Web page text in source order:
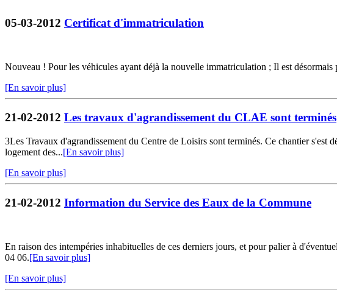
05-03-2012 Certificat d'immatriculation
Nouveau ! Pour les véhicules ayant déjà la nouvelle immatriculation ; Il est
[En savoir plus]
21-02-2012 Les travaux d'agrandissement du CLAE sont terminés
3Les Travaux d'agrandissement du Centre de Loisirs sont terminés. Ce chantier s'est
logement des...[En savoir plus]
[En savoir plus]
21-02-2012 Information du Service des Eaux de la Commune
En raison des intempéries inhabituelles de ces derniers jours, et pour palier à
04 06.[En savoir plus]
[En savoir plus]